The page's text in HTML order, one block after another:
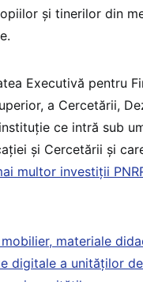
și tinerilor din
Executivă pentru
a Cercetării,
ce intră sub
și Cercetării și
multor investiții
materiale
digitale a unităților